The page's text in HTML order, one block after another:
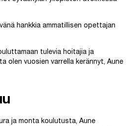
hankkia ammatillisen opettajan
tulevia hoitajia ja
olen vuosien varrella kerännyt, Aune
ja monta koulutusta, Aune